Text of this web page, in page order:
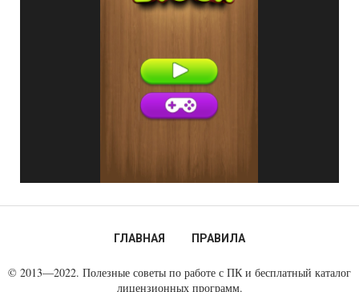
ГЛАВНАЯ ПРАВИЛА
© 2013—2022. Полезные советы по работе с ПК и бесплатный каталог
лицензионных программ.